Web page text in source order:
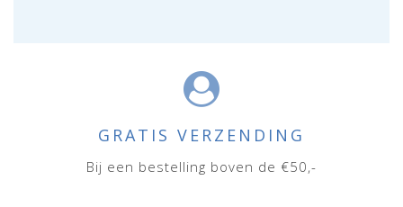
GRATIS VERZENDING
Bij een bestelling boven de €50,-